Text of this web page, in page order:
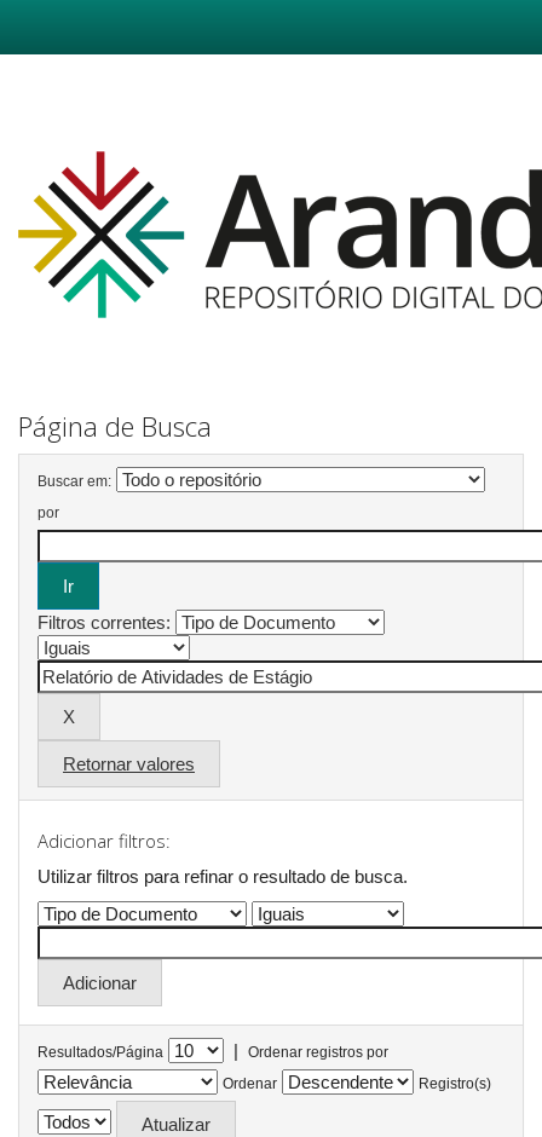
Página de Busca
Buscar em:
por
Filtros correntes:
Retornar valores
Adicionar filtros:
Utilizar filtros para refinar o resultado de busca.
Resultados/Página |
Ordenar registros por
Ordenar
Registro(s)